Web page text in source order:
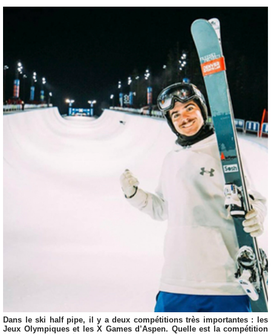
Dans le ski half pipe, il y a deux compétitions très importantes : les
Jeux Olympiques et les X Games d’Aspen. Quelle est la compétition